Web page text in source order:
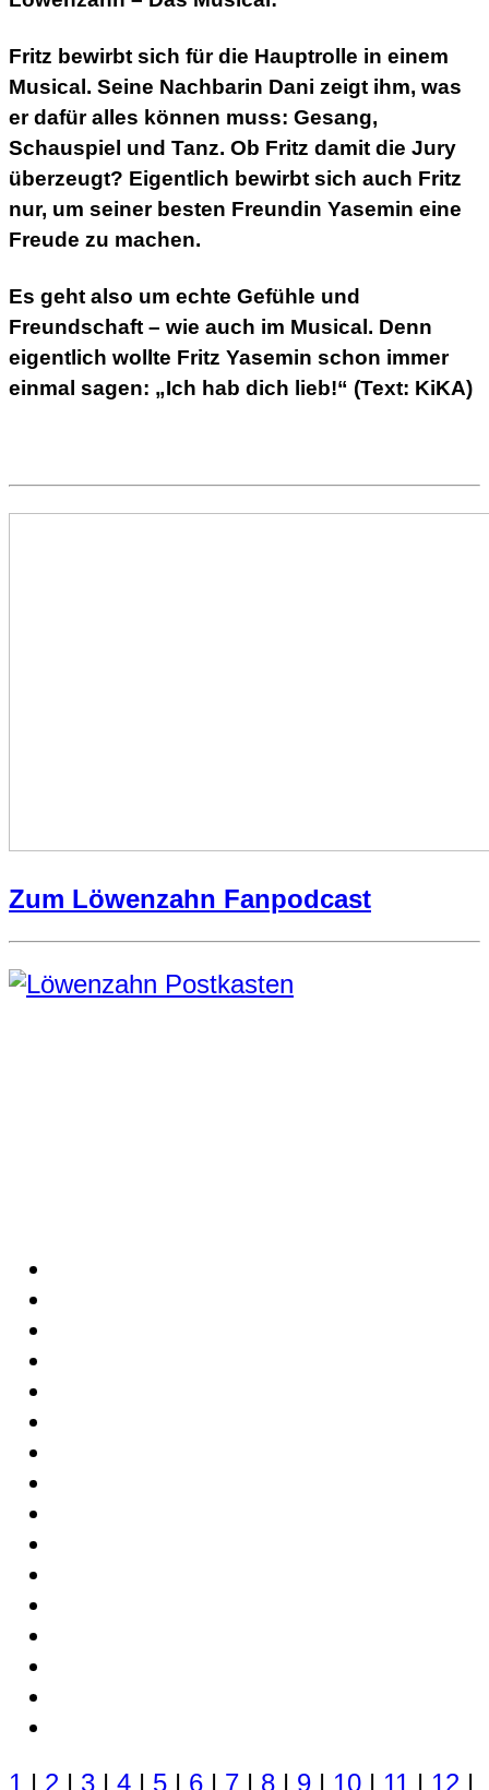
Fritz bewirbt sich für die Hauptrolle in einem
Musical. Seine Nachbarin Dani zeigt ihm, was
er dafür alles können muss: Gesang,
Schauspiel und Tanz. Ob Fritz damit die Jury
überzeugt? Eigentlich bewirbt sich auch Fritz
nur, um seiner besten Freundin Yasemin eine
Freude zu machen.
Es geht also um echte Gefühle und
Freundschaft – wie auch im Musical. Denn
eigentlich wollte Fritz Yasemin schon immer
einmal sagen: „Ich hab dich lieb!“ (Text: KiKA)
Zum Löwenzahn Fanpodcast
1 | 2 | 3 | 4 | 5 | 6 | 7 | 8 | 9 | 10 | 11 | 12 |